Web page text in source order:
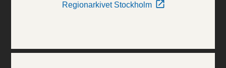
Regionarkivet Stockholm